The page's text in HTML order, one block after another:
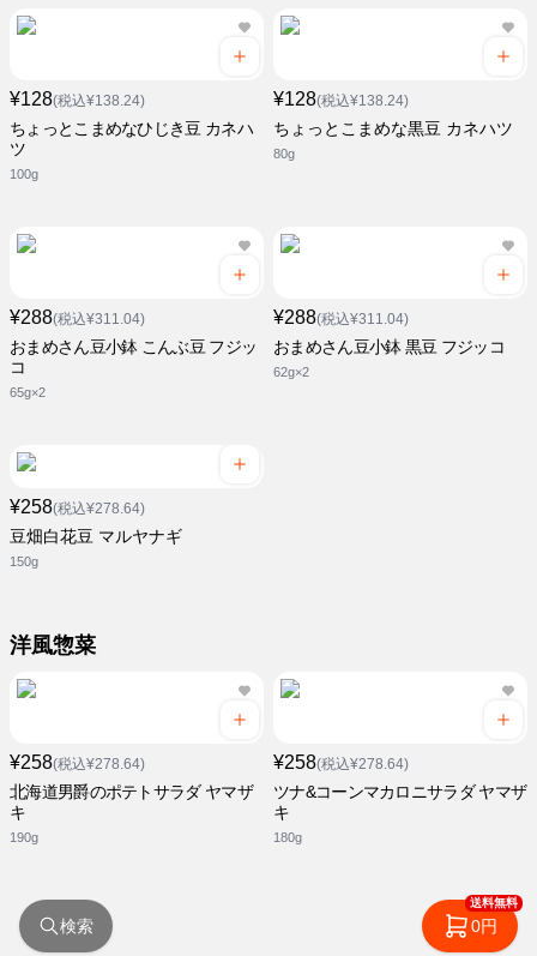
¥128(税込¥138.24)
ちょっとこまめなひじき豆 カネハ
ツ
100g
¥128(税込¥138.24)
ちょっとこまめな黒豆 カネハツ
80g
¥288(税込¥311.04)
おまめさん豆小鉢 こんぶ豆 フジッ
コ
65g×2
¥288(税込¥311.04)
おまめさん豆小鉢 黒豆 フジッコ
62g×2
¥258(税込¥278.64)
豆畑白花豆 マルヤナギ
150g
洋風惣菜
¥258(税込¥278.64)
北海道男爵のポテトサラダ ヤマザ
キ
190g
¥258(税込¥278.64)
ツナ&コーンマカロニサラダ ヤマザ
キ
180g
検索
送料無料
0円